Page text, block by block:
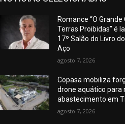
Romance “O
Terras Proibidas” é
17º Salão do Livro
Aço
agosto 7, 2026
Copasa mobiliza
drone aquático para
abastecimento em
agosto 7, 2026